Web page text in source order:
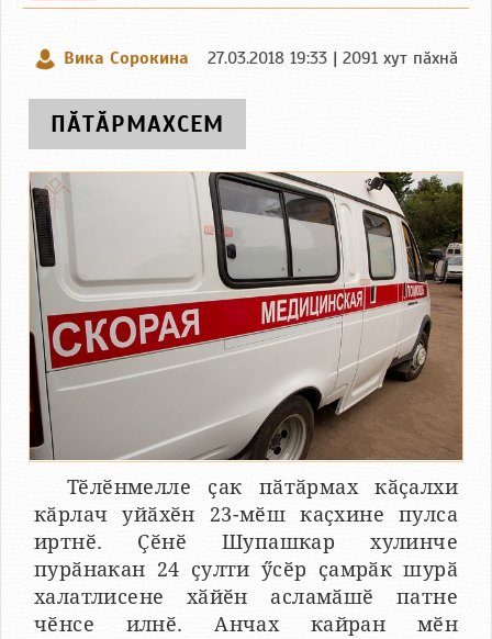
Вика Сорокина 27.03.2018 19:33 | 2091 хут пӑхнӑ
ПӐТӐРМАХСЕМ
Тӗлӗнмелле ҫак пӑтӑрмах кӑҫалхи
кӑрлач уйӑхӗн 23-мӗш каҫхине пулса
иртнӗ. Ҫӗнӗ Шупашкар хулинче
пурӑнакан 24 ҫулти ӳсӗр ҫамрӑк шурӑ
халатлисене хӑйӗн асламӑшӗ патне
чӗнсе илнӗ. Анчах кайран мӗн